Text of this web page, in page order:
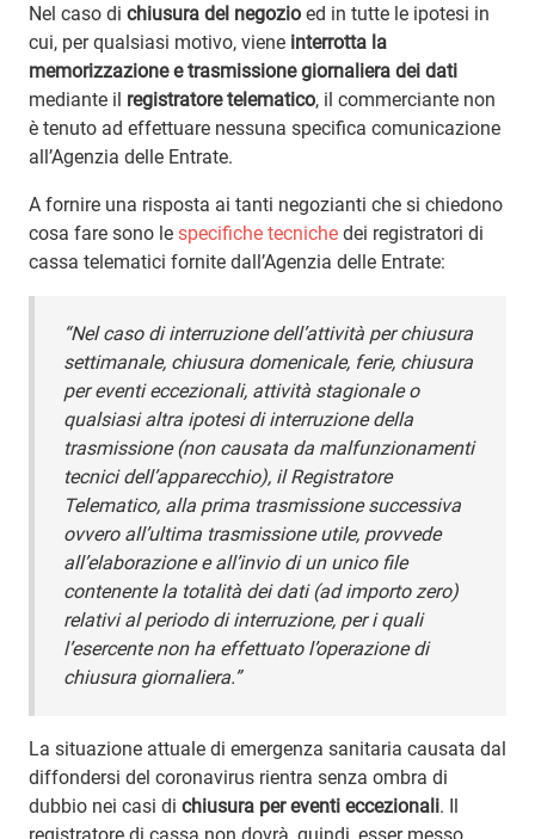
Nel caso di chiusura del negozio ed in tutte le ipotesi in
cui, per qualsiasi motivo, viene interrotta la
memorizzazione e trasmissione giornaliera dei dati
mediante il registratore telematico, il commerciante non
è tenuto ad effettuare nessuna specifica comunicazione
all’Agenzia delle Entrate.
A fornire una risposta ai tanti negozianti che si chiedono
cosa fare sono le specifiche tecniche dei registratori di
cassa telematici fornite dall’Agenzia delle Entrate:
“Nel caso di interruzione dell’attività per chiusura
settimanale, chiusura domenicale, ferie, chiusura
per eventi eccezionali, attività stagionale o
qualsiasi altra ipotesi di interruzione della
trasmissione (non causata da malfunzionamenti
tecnici dell’apparecchio), il Registratore
Telematico, alla prima trasmissione successiva
ovvero all’ultima trasmissione utile, provvede
all’elaborazione e all’invio di un unico file
contenente la totalità dei dati (ad importo zero)
relativi al periodo di interruzione, per i quali
l’esercente non ha effettuato l’operazione di
chiusura giornaliera.”
La situazione attuale di emergenza sanitaria causata dal
diffondersi del coronavirus rientra senza ombra di
dubbio nei casi di chiusura per eventi eccezionali. Il
registratore di cassa non dovrà, quindi, esser messo